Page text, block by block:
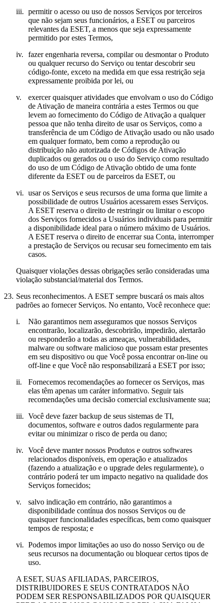
iii. permitir o acesso ou uso de nossos Serviços por terceiros
que não sejam seus funcionários, a ESET ou parceiros
relevantes da ESET, a menos que seja expressamente
permitido por estes Termos,
iv.
fazer engenharia reversa, compilar ou desmontar o Produto
ou qualquer recurso do Serviço ou tentar descobrir seu
código-fonte, exceto na medida em que essa restrição seja
expressamente proibida por lei, ou
v.
exercer quaisquer atividades que envolvam o uso do Código
de Ativação de maneira contrária a estes Termos ou que
levem ao fornecimento do Código de Ativação a qualquer
pessoa que não tenha direito de usar os Serviços, como a
transferência de um Código de Ativação usado ou não usado
em qualquer formato, bem como a reprodução ou
distribuição não autorizada de Códigos de Ativação
duplicados ou gerados ou o uso do Serviço como resultado
do uso de um Código de Ativação obtido de uma fonte
diferente da ESET ou de parceiros da ESET, ou
vi. usar os Serviços e seus recursos de uma forma que limite a
possibilidade de outros Usuários acessarem esses Serviços.
A ESET reserva o direito de restringir ou limitar o escopo
dos Serviços fornecidos a Usuários individuais para permitir
a disponibilidade ideal para o número máximo de Usuários.
A ESET reserva o direito de encerrar sua Conta, interromper
a prestação de Serviços ou recusar seu fornecimento em tais
casos.
Quaisquer violações dessas obrigações serão consideradas uma
violação substancial/material dos Termos.
23. Seus reconhecimentos. A ESET sempre buscará os mais altos
padrões ao fornecer Serviços. No entanto, Você reconhece que:
i.
Não garantimos nem asseguramos que nossos Serviços
encontrarão, localizarão, descobrirão, impedirão, alertarão
ou responderão a todas as ameaças, vulnerabilidades,
malware ou software malicioso que possam estar presentes
em seu dispositivo ou que Você possa encontrar on-line ou
off-line e que Você não responsabilizará a ESET por isso;
ii.
Fornecemos recomendações ao fornecer os Serviços, mas
elas têm apenas um caráter informativo. Seguir tais
recomendações uma decisão comercial exclusivamente sua;
iii. Você deve fazer backup de seus sistemas de TI,
documentos, software e outros dados regularmente para
evitar ou minimizar o risco de perda ou dano;
iv.
Você deve manter nossos Produtos e outros softwares
relacionados disponíveis, em operação e atualizados
(fazendo a atualização e o upgrade deles regularmente), o
contrário poderá ter um impacto negativo na qualidade dos
Serviços fornecidos;
v.
salvo indicação em contrário, não garantimos a
disponibilidade contínua dos nossos Serviços ou de
quaisquer funcionalidades específicas, bem como quaisquer
tempos de resposta; e
vi. Podemos impor limitações ao uso do nosso Serviço ou de
seus recursos na documentação ou bloquear certos tipos de
uso.
A ESET, SUAS AFILIADAS, PARCEIROS,
DISTRIBUIDORES E SEUS CONTRATADOS NÃO
PODEM SER RESPONSABILIZADOS POR QUAISQUER